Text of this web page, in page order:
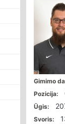
Gimimo
Pozicija:
Ūgis:
Svoris: